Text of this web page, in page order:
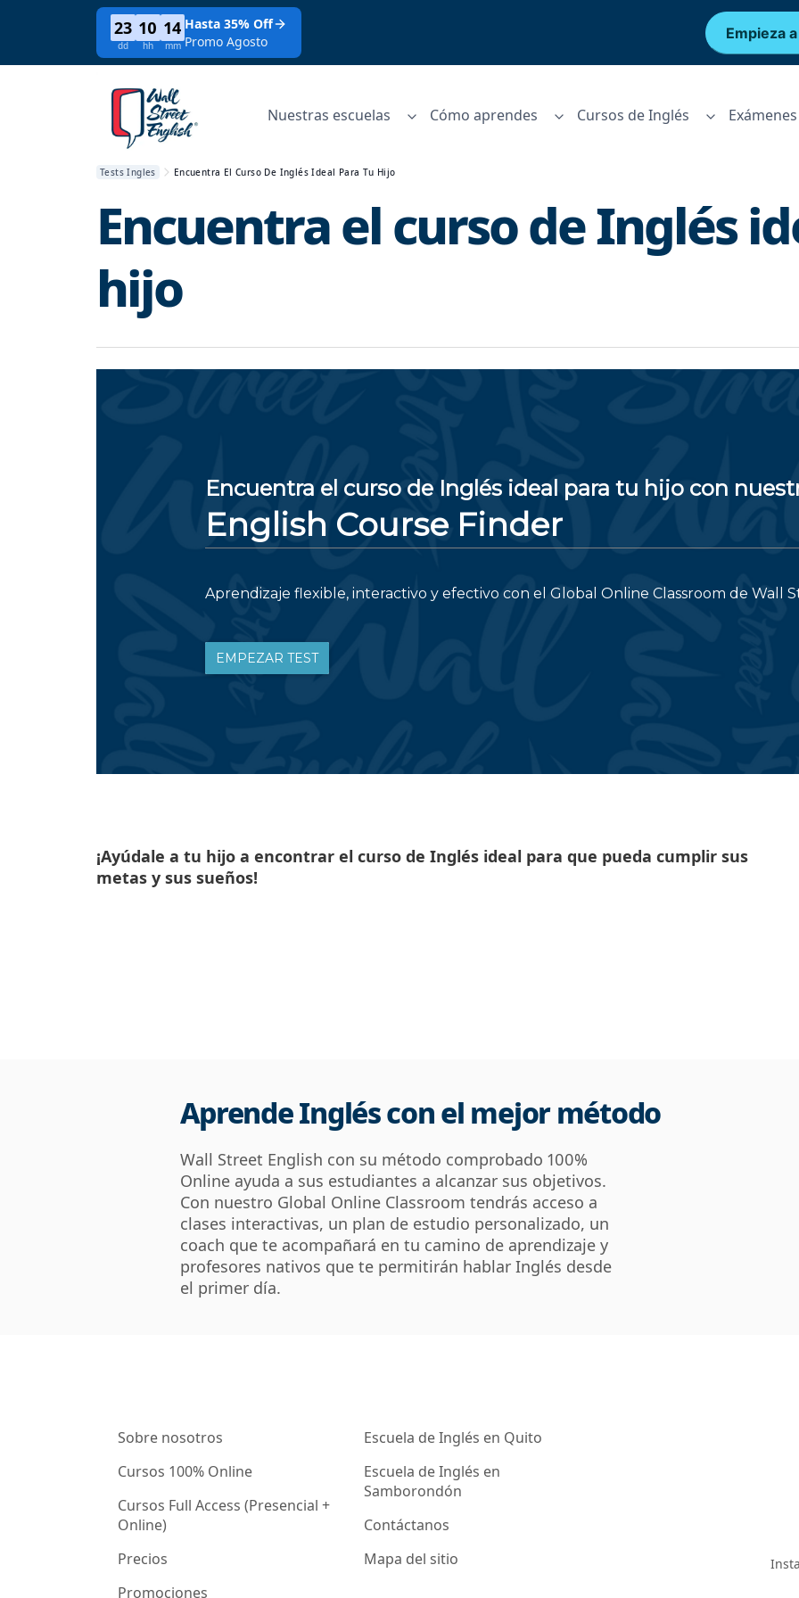
23
dd
10
hh
14
mm
Hasta 35% Off
Promo Agosto
Empieza
Nuestras escuelas Cómo aprendes Cursos de Inglés
Tests Ingles Encuentra El Curso De Inglés Ideal Para Tu Hijo
Encuentra el curso de Inglés
hijo
¡Ayúdale a tu hijo a encontrar el curso de Inglés ideal para que pueda cumplir sus
metas y sus sueños!
Aprende Inglés con el mejor método
Wall Street English con su método comprobado 100%
Online ayuda a sus estudiantes a alcanzar sus objetivos.
Con nuestro Global Online Classroom tendrás acceso a
clases interactivas, un plan de estudio personalizado, un
coach que te acompañará en tu camino de aprendizaje y
profesores nativos que te permitirán hablar Inglés desde
el primer día.
Sobre nosotros
Cursos 100% Online
Cursos Full Access (Presencial +
Online)
Precios
Promociones
Escuela de Inglés en Quito
Escuela de Inglés en
Samborondón
Contáctanos
Mapa del sitio